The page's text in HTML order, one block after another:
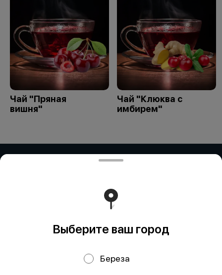
Чай "Пряная
вишня"
Чай "Клюква с
имбирем"
ЧАСТНОЕ ПРЕДПРИЯТИЕ "ПРИМАР
БЕЛАРУСЬ, БРЕСТСКАЯ ОБЛ., Г. ПИНСК, УЛ.
РОКОССОВСКОГО, ДОМ 23Д/2, 225715 УНП: 291838328
"Карт-счет: BY59ALFA30122E81510010270000 в BYN в
ЗАО 'Альфа-Банк', БИК: ALFABY2X"
Выберите ваш город
Береза